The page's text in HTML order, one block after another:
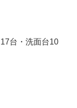
17台・洗面台10